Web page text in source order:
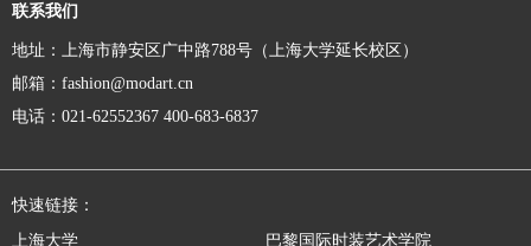
联系我们
地址：上海市静安区广中路788号（上海大学延长校区）
邮箱：fashion@modart.cn
电话：021-62552367 400-683-6837
快速链接：
上海大学
巴黎国际时装艺术学院